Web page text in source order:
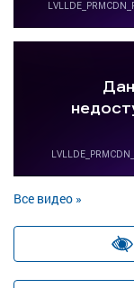
Все видео »